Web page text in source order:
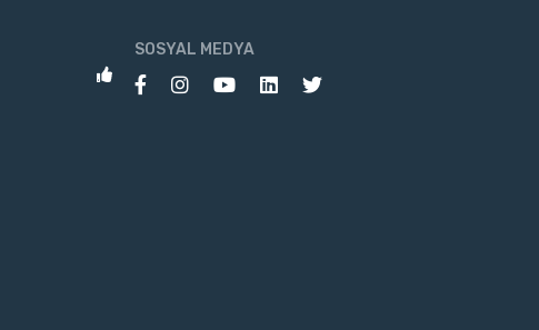
SOSYAL MEDYA